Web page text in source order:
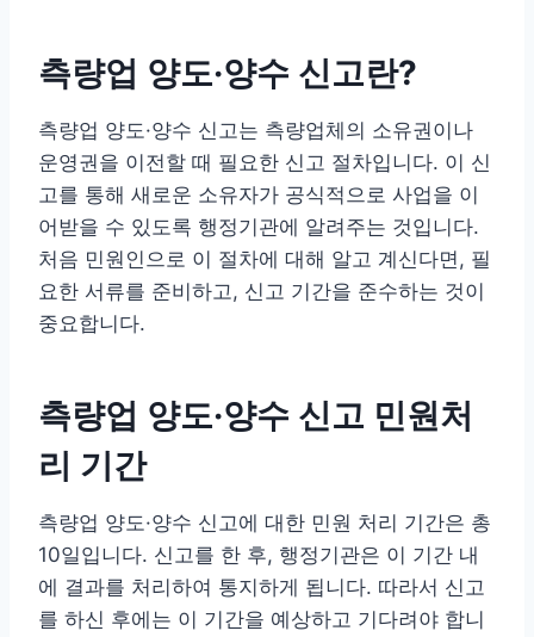
측량업 양도·양수 신고란?
측량업 양도·양수 신고는 측량업체의 소유권이나
운영권을 이전할 때 필요한 신고 절차입니다. 이 신
고를 통해 새로운 소유자가 공식적으로 사업을 이
어받을 수 있도록 행정기관에 알려주는 것입니다.
처음 민원인으로 이 절차에 대해 알고 계신다면, 필
요한 서류를 준비하고, 신고 기간을 준수하는 것이
중요합니다.
측량업 양도·양수 신고 민원처
리 기간
측량업 양도·양수 신고에 대한 민원 처리 기간은 총
10일입니다. 신고를 한 후, 행정기관은 이 기간 내
에 결과를 처리하여 통지하게 됩니다. 따라서 신고
를 하신 후에는 이 기간을 예상하고 기다려야 합니